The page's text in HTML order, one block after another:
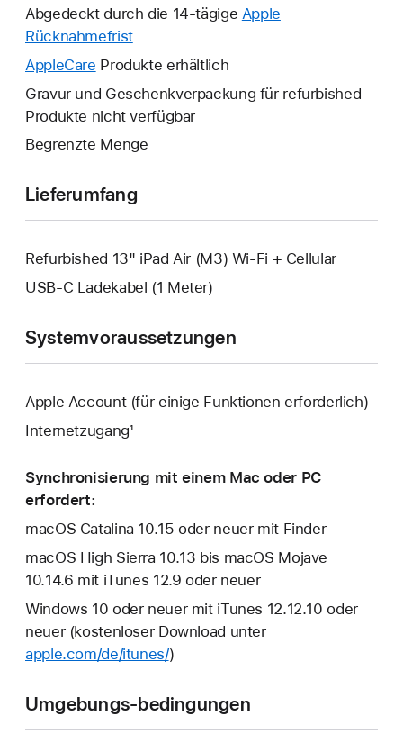
neues
geöffnet.
Abgedeckt durch die 14-tägige Apple
RücknahmefristEin
neues
wird
geöffnet.
AppleCare Ein
neues
Fenster
geöffnet.
Produkte erhältlich
Gravur und Geschenkverpackung für refurbished
Produkte nicht verfügbar
Begrenzte Menge
Lieferumfang
Refurbished 13" iPad Air (M3) Wi-Fi + Cellular
USB‑C Ladekabel (1 Meter)
Systemvoraussetzungen
Apple Account (für einige Funktionen erforderlich)
Internetzugang¹
Synchronisierung mit einem Mac oder PC
erfordert:
macOS Catalina 10.15 oder neuer mit Finder
macOS High Sierra 10.13 bis macOS Mojave
10.14.6 mit iTunes 12.9 oder neuer
Windows 10 oder neuer mit iTunes 12.12.10 oder
neuer (kostenloser Download unter
apple.com/de/itunes/)
Umgebungs-bedingungen